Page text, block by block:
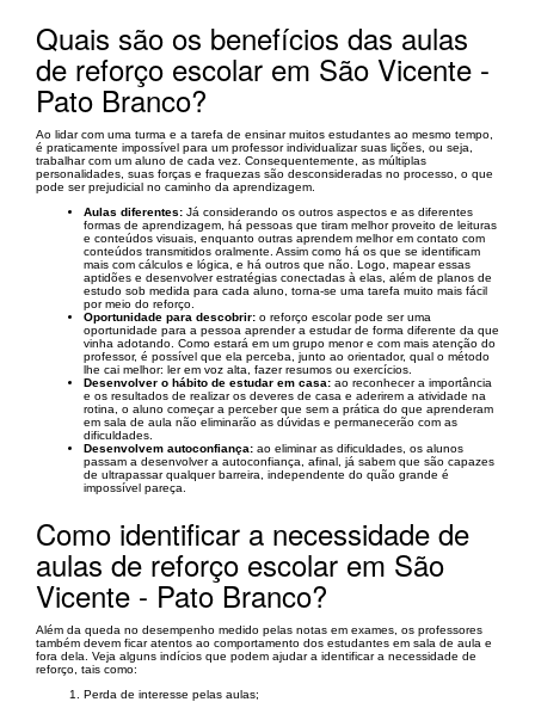
Quais são os benefícios das aulas
de reforço escolar em São Vicente -
Pato Branco?
Ao lidar com uma turma e a tarefa de ensinar muitos estudantes ao mesmo tempo,
é praticamente impossível para um professor individualizar suas lições, ou seja,
trabalhar com um aluno de cada vez. Consequentemente, as múltiplas
personalidades, suas forças e fraquezas são desconsideradas no processo, o que
pode ser prejudicial no caminho da aprendizagem.
Aulas diferentes: Já considerando os outros aspectos e as diferentes
formas de aprendizagem, há pessoas que tiram melhor proveito de leituras
e conteúdos visuais, enquanto outras aprendem melhor em contato com
conteúdos transmitidos oralmente. Assim como há os que se identificam
mais com cálculos e lógica, e há outros que não. Logo, mapear essas
aptidões e desenvolver estratégias conectadas à elas, além de planos de
estudo sob medida para cada aluno, torna-se uma tarefa muito mais fácil
por meio do reforço.
Oportunidade para descobrir: o reforço escolar pode ser uma
oportunidade para a pessoa aprender a estudar de forma diferente da que
vinha adotando. Como estará em um grupo menor e com mais atenção do
professor, é possível que ela perceba, junto ao orientador, qual o método
lhe cai melhor: ler em voz alta, fazer resumos ou exercícios.
Desenvolver o hábito de estudar em casa: ao reconhecer a importância
e os resultados de realizar os deveres de casa e aderirem a atividade na
rotina, o aluno começar a perceber que sem a prática do que aprenderam
em sala de aula não eliminarão as dúvidas e permanecerão com as
dificuldades.
Desenvolvem autoconfiança: ao eliminar as dificuldades, os alunos
passam a desenvolver a autoconfiança, afinal, já sabem que são capazes
de ultrapassar qualquer barreira, independente do quão grande é
impossível pareça.
Como identificar a necessidade de
aulas de reforço escolar em São
Vicente - Pato Branco?
Além da queda no desempenho medido pelas notas em exames, os professores
também devem ficar atentos ao comportamento dos estudantes em sala de aula e
fora dela. Veja alguns indícios que podem ajudar a identificar a necessidade de
reforço, tais como:
Perda de interesse pelas aulas;